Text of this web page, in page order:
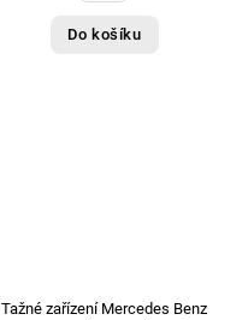
Do košíku
Tažné zařízení Mercedes Benz